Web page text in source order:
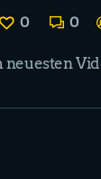
0 0